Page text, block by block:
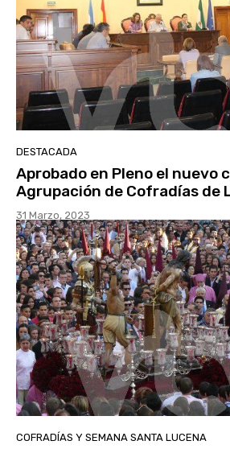
DESTACADA
Aprobado en Pleno el nuevo
Agrupación de Cofradías de
31 Marzo, 2023
COFRADÍAS Y SEMANA SANTA LUCENA